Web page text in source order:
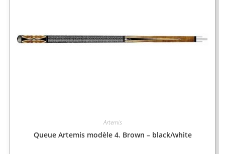
Artemis
Queue Artemis modèle 4. Brown – black/white